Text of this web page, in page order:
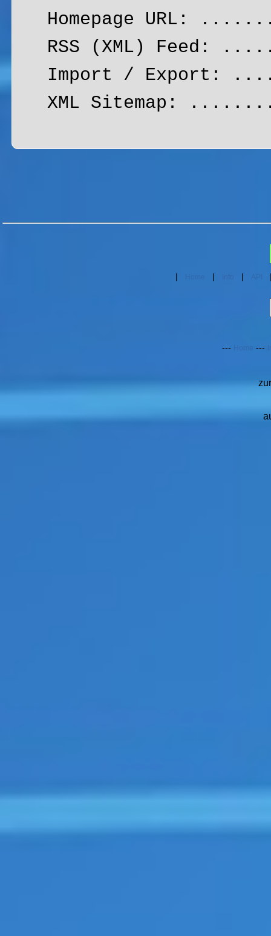
Homepage URL:
RSS (XML) Feed:
Import / Export:
XML Sitemap:
| | |
--- Home ---